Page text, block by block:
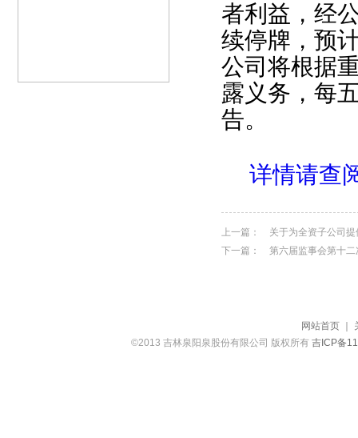
者利益，经
续停牌，预
公司将根据
露义务，每
告。
详情请查
上一篇：
关于为全资子公司
下一篇：
第六届监事会第十
网站首页
©2013 吉林泉阳泉股份有限公司 版权所有吉ICP备